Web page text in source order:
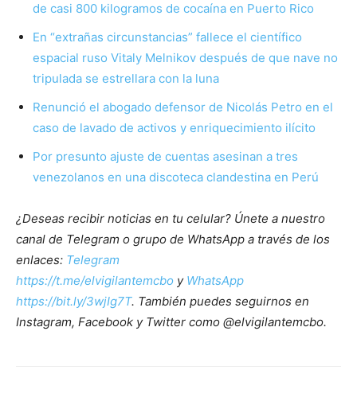
de casi 800 kilogramos de cocaína en Puerto Rico
En “extrañas circunstancias” fallece el científico
espacial ruso Vitaly Melnikov después de que nave no
tripulada se estrellara con la luna
Renunció el abogado defensor de Nicolás Petro en el
caso de lavado de activos y enriquecimiento ilícito
Por presunto ajuste de cuentas asesinan a tres
venezolanos en una discoteca clandestina en Perú
¿Deseas recibir noticias en tu celular? Únete a nuestro
canal de Telegram o grupo de WhatsApp a través de los
enlaces: Telegram
https://t.me/elvigilantemcbo y WhatsApp
https://bit.ly/3wjIg7T. También puedes seguirnos en
Instagram, Facebook y Twitter como @elvigilantemcbo.